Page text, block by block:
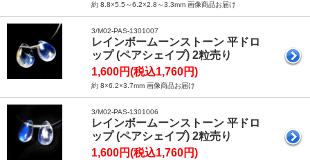
約 8.8×5.5～6.2×2.8～3.3mm 画像商品お届け
3/M02-PAS-1301007
レインボームーンストーン 平ドロ
ップ (ペアシェイプ) 2粒売り
1,600円(税込1,760円)
約 8×6.2×3.7mm 画像商品お届け
3/M02-PAS-1301006
レインボームーンストーン 平ドロ
ップ (ペアシェイプ) 2粒売り
1,600円(税込1,760円)